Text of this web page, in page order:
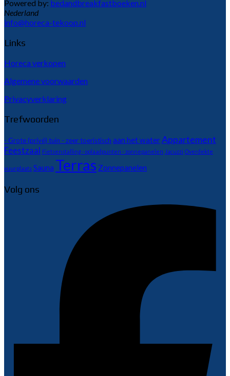
Powered by: bedandbreakfastboeken.nl
Nederland
info@horeca-tekoop.nl
Links
Horeca verkopen
Algemene voorwaarden
Privacyverklaring
Trefwoorden
- Grote (privé) tuin - zeer toeristisch aan het waterAppartement
Feestzaal Fietsenstalling - oplaadpunten - zonnepanelen Jacuzzi Overdekte
vuurplaats Sauna Terras Zonnepanelen
Volg ons